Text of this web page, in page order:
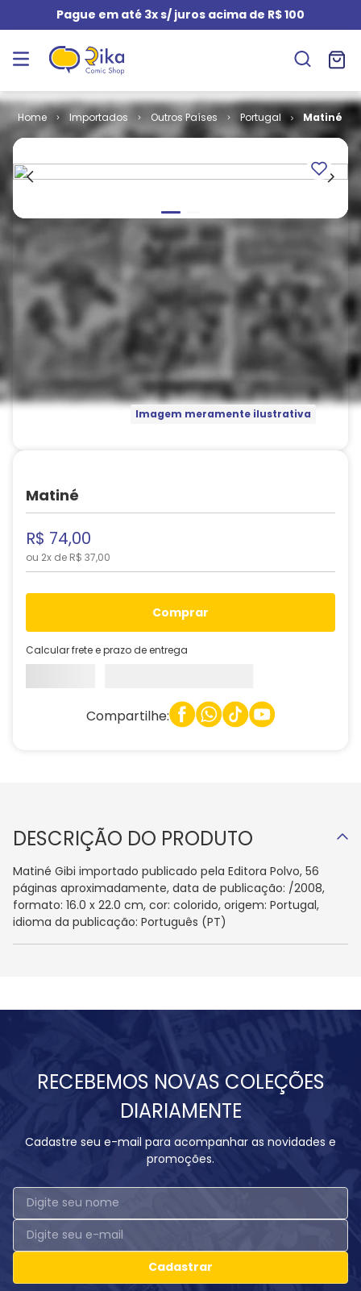
Pague em até 3x s/ juros acima de R$ 100
Importados Outros Países Portugal Matiné
Imagem meramente ilustrativa
Matiné
R$ 74,00
ou 2x de R$ 37,00
comprar
Calcular frete e prazo de entrega
Compartilhe:
DESCRIÇÃO DO PRODUTO
Matiné Gibi importado publicado pela Editora Polvo, 56
páginas aproximadamente, data de publicação: /2008,
formato: 16.0 x 22.0 cm, cor: colorido, origem: Portugal,
idioma da publicação: Português (PT)
RECEBEMOS NOVAS COLEÇÕES
DIARIAMENTE
Cadastre seu e-mail para acompanhar as novidades e
promoções.
Cadastrar